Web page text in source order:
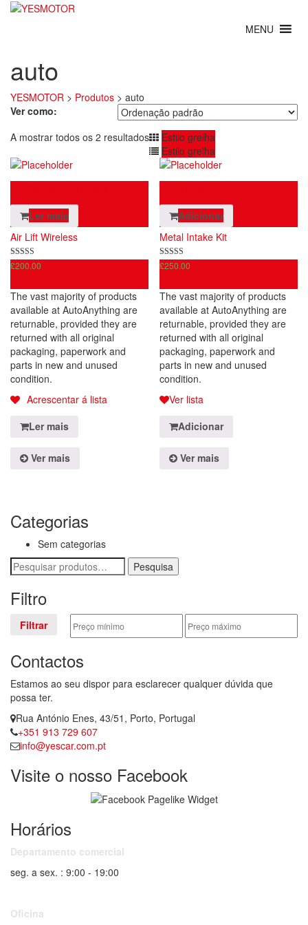
auto
YESMOTOR > Produtos > auto
A mostrar todos os 2 resultados
Ver como:
Estilo grelha
Estilo grelha
Ler mais
Air Lift Wireless
5.00
de 5
£200.00
The vast majority of products
available at AutoAnything are
returnable, provided they are
returned with all original
packaging, paperwork and
parts in new and unused
condition.
Acrescentar á lista
Ler mais
Ver mais
Adicionar
Metal Intake Kit
5.00
de 5
£250.00
The vast majority of products
available at AutoAnything are
returnable, provided they are
returned with all original
packaging, paperwork and
parts in new and unused
condition.
Ver lista
Adicionar
Ver mais
Categorias
Sem categorias
Pesquisar
por:
Filtro
Filtrar
Contactos
Estamos ao seu dispor para esclarecer qualquer dúvida que
possa ter.
Rua António Enes, 43/51, Porto, Portugal
+351 913 729 607
info@yescar.com.pt
Visite o nosso Facebook
Horários
Departamento comercial
seg. a sex. : 9:00 - 19:00
Oficina